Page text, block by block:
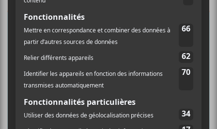
Ne manquez pas les dernières
nouvelles!
Abonnez-vous à l’infolettre du Canal
Auditif pour tout savoir de l’actualité
musicale, découvrir vos nouveaux
albums préférés et revivre les